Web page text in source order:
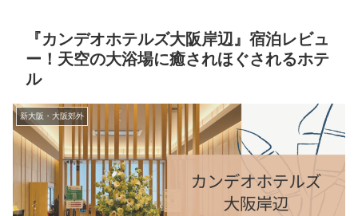
『カンデオホテルズ大阪岸辺』宿泊レビュ
ー！天空の大浴場に癒されほぐされるホテ
ル
新大阪・大阪郊外